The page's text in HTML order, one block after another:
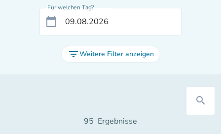
Für welchen Tag?
calendar_today
filter_listWeitere Filter anzeigen
search
95 Ergebnisse